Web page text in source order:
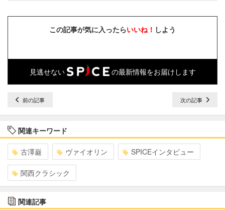
この記事が気に入ったらいいね！ しよう
見逃せない の最新情報をお届けします
前の記事 次の記事
関連キーワード
古澤巌 ヴァイオリン SPICEインタビュー
関西クラシック
関連記事